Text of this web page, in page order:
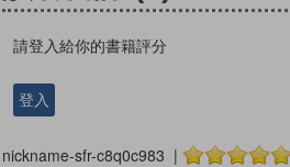
請登入給你的書籍評分
登入
nickname-sfr-c8q0c983 |